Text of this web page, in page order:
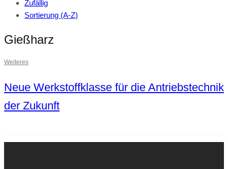
Zufällig
Sortierung (A-Z)
Gießharz
Weiteres
Neue Werkstoffklasse für die Antriebstechnik
der Zukunft